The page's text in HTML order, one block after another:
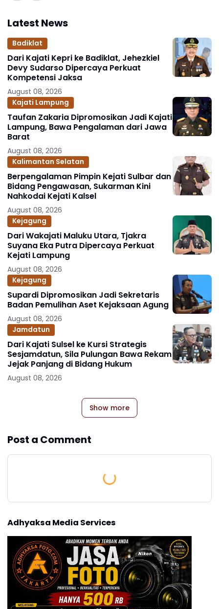
Latest News
Badiklat
Dari Kajati Kepri ke Badiklat, Jehezkiel
Devy Sudarso Dipercaya Perkuat
Kompetensi Jaksa
August 08, 2026
Kajati Lampung
Taufan Zakaria Dipromosikan Jadi Kajati
Lampung, Bawa Pengalaman dari Jawa
Barat
August 08, 2026
Kalimantan Selatan
Berpengalaman Pimpin Kejati Sulbar dan
Bidang Pengawasan, Sukarman Kini
Nahkodai Kejati Kalsel
August 08, 2026
Kejagung
Dari Wakajati Maluku Utara, Tjakra
Suyana Eka Putra Dipercaya Perkuat
Kejati Lampung
August 08, 2026
Kejagung
Supardi Dipromosikan Jadi Sekretaris
Badan Pemulihan Aset Kejaksaan Agung
August 08, 2026
Jamdatun
Dari Kajati Sulsel ke Kursi Strategis
Sesjamdatun, Sila Pulungan Bawa Rekam
Jejak Panjang di Bidang Hukum
August 08, 2026
Show more
Post a Comment
Adhyaksa Media Services